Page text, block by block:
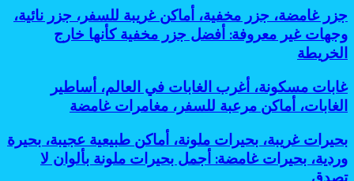
الأرض:
أسرار
مذهلة
قديمة
مخفية
تحت
أماكن
خطيرة
للسفر:
أفضل
مغامرات
مذهلة
لعشاق
نائية،
سفر
المغامرات،
أماكن
رحلات
استكشافية:
وأخطر
وجهات
نائية
جزر
غامضة،
جزر
مخفية،
غريبة
للسفر،
جزر
وجهات
غير
معروفة:
جزر غامضة، جزر مخفية، أماكن غريبة للسفر، جزر نائية،
وجهات غير معروفة: أفضل جزر مخفية كأنها خارج
الخريطة
غابات
مسكونة،
أغرب
في
العالم،
أساطير
غابات مسكونة، أغرب الغابات في العالم، أساطير
الغابات، أماكن مرعبة للسفر، مغامرات غامضة
بحيرات
غريبة،
بحيرات
بحيرات غريبة، بحيرات ملونة، أماكن طبيعية عجيبة، بحيرة
وردية، بحيرات غامضة: أجمل بحيرات ملونة بألوان لا
تصدق